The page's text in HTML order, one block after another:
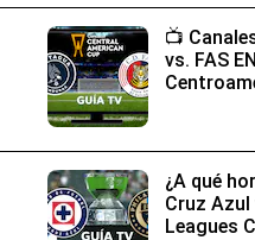
📺
vs. FAS
¿A qué
Cruz Azul
Leagues